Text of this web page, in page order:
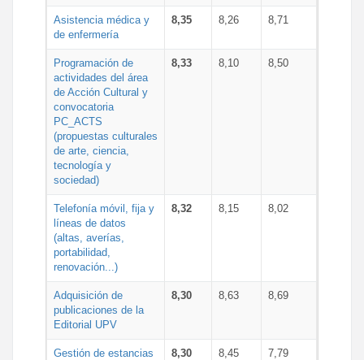
Asistencia médica y
de enfermería
8,35 8,26 8,71
Programación de
actividades del área
de Acción Cultural y
convocatoria
PC_ACTS
(propuestas culturales
de arte, ciencia,
tecnología y
sociedad)
8,33 8,10 8,50
Telefonía móvil, fija y
líneas de datos
(altas, averías,
portabilidad,
renovación...)
8,32 8,15 8,02
Adquisición de
publicaciones de la
Editorial UPV
8,30 8,63 8,69
Gestión de estancias
8,30 8,45 7,79